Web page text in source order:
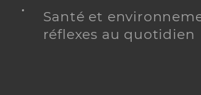
Santé et
réflexes au quotidien